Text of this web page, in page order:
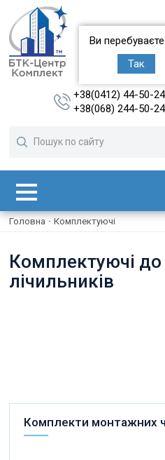
Ви перебуваєте
Так
+38(0412) 44-50-
+38(068) 244-50-24
Головна · Комплектуючі
Комплектуючі до
лічильників
Комплекти монтажних